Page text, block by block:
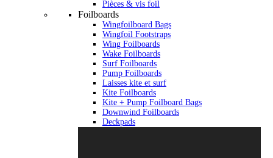
Pièces & vis foil
Foilboards
Wingfoilboard Bags
Wingfoil Footstraps
Wing Foilboards
Wake Foilboards
Surf Foilboards
Pump Foilboards
Laisses kite et surf
Kite Foilboards
Kite + Pump Foilboard Bags
Downwind Foilboards
Deckpads